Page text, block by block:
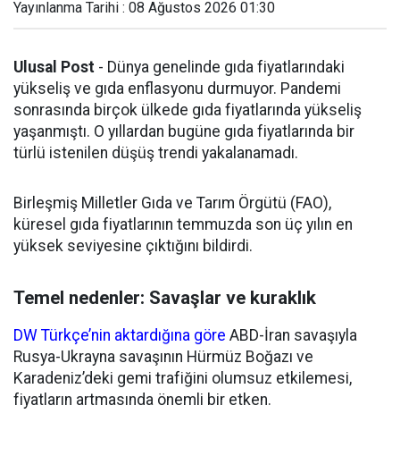
Yayınlanma Tarihi : 08 Ağustos 2026 01:30
Ulusal Post - Dünya genelinde gıda fiyatlarındaki
yükseliş ve gıda enflasyonu durmuyor. Pandemi
sonrasında birçok ülkede gıda fiyatlarında yükseliş
yaşanmıştı. O yıllardan bugüne gıda fiyatlarında bir
türlü istenilen düşüş trendi yakalanamadı.
Birleşmiş Milletler Gıda ve Tarım Örgütü (FAO),
küresel gıda fiyatlarının temmuzda son üç yılın en
yüksek seviyesine çıktığını bildirdi.
Temel nedenler: Savaşlar ve kuraklık
DW Türkçe’nin aktardığına göre ABD-İran savaşıyla
Rusya-Ukrayna savaşının Hürmüz Boğazı ve
Karadeniz’deki gemi trafiğini olumsuz etkilemesi,
fiyatların artmasında önemli bir etken.